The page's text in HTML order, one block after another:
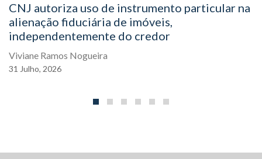
CNJ autoriza uso de instrumento particular na
alienação fiduciária de imóveis,
independentemente do credor
Viviane Ramos Nogueira
31 Julho, 2026